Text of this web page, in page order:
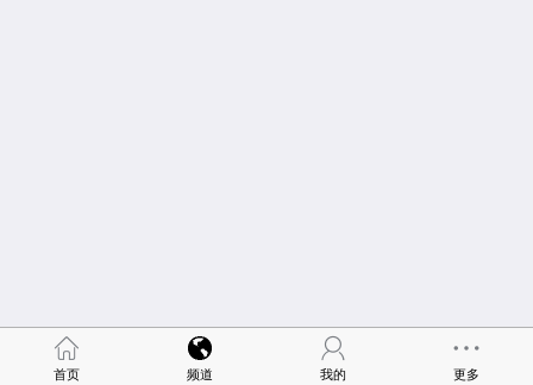
首页 频道 我的 更多